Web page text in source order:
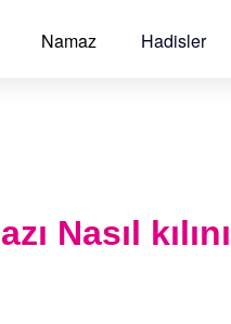
Namaz Hadisler
Nasıl